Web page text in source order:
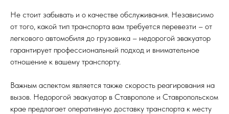
Не стоит забывать и о качестве обслуживания. Независимо
от того, какой тип транспорта вам требуется перевезти – от
легкового автомобиля до грузовика – недорогой эвакуатор
гарантирует профессиональный подход и внимательное
отношение к вашему транспорту.
Важным аспектом является также скорость реагирования на
вызов. Недорогой эвакуатор в Ставрополе и Ставропольском
крае предлагает оперативную доставку транспорта к месту